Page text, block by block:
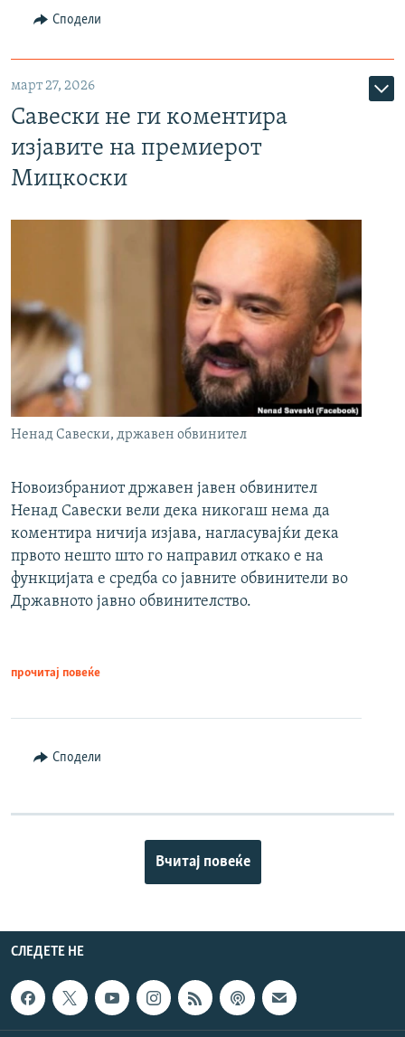
Сподели
март 27, 2026
Савески не ги коментира
изјавите на премиерот
Мицкоски
Ненад Савески, државен обвинител
Новоизбраниот државен јавен обвинител
Ненад Савески вели дека никогаш нема да
коментира ничија изјава, нагласувајќи дека
првото нешто што го направил откако е на
функцијата е средба со јавните обвинители во
Државното јавно обвинителство.
прочитај повеќе
Сподели
Вчитај повеќе
СЛЕДЕТЕ НЕ